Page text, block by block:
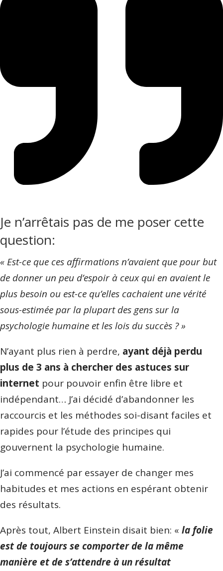
Je n’arrêtais pas de me poser cette
question:
« Est-ce que ces affirmations n’avaient que pour but
de donner un peu d’espoir à ceux qui en avaient le
plus besoin ou est-ce qu’elles cachaient une vérité
sous-estimée par la plupart des gens sur la
psychologie humaine et les lois du succès ? »
N’ayant plus rien à perdre, ayant déjà perdu
plus de 3 ans à chercher des astuces sur
internet pour pouvoir enfin être libre et
indépendant… J’ai décidé d’abandonner les
raccourcis et les méthodes soi-disant faciles et
rapides pour l’étude des principes qui
gouvernent la psychologie humaine.
J’ai commencé par essayer de changer mes
habitudes et mes actions en espérant obtenir
des résultats.
Après tout, Albert Einstein disait bien: « la folie
est de toujours se comporter de la même
manière et de s’attendre à un résultat